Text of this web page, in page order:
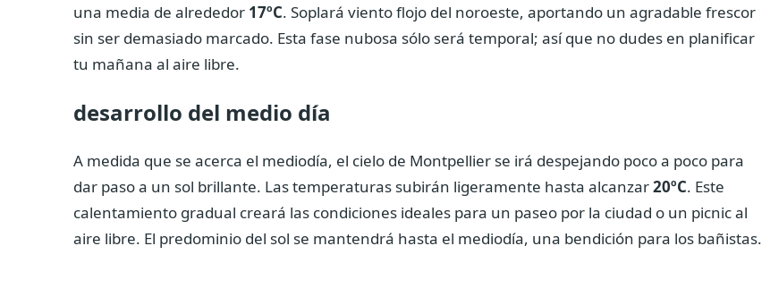
una media de alrededor 17ºC. Soplará viento flojo del noroeste, aportando un agradable frescor
sin ser demasiado marcado. Esta fase nubosa sólo será temporal; así que no dudes en planificar
tu mañana al aire libre.
desarrollo del medio día
A medida que se acerca el mediodía, el cielo de Montpellier se irá despejando poco a poco para
dar paso a un sol brillante. Las temperaturas subirán ligeramente hasta alcanzar20ºC. Este
calentamiento gradual creará las condiciones ideales para un paseo por la ciudad o un picnic al
aire libre. El predominio del sol se mantendrá hasta el mediodía, una bendición para los bañistas.